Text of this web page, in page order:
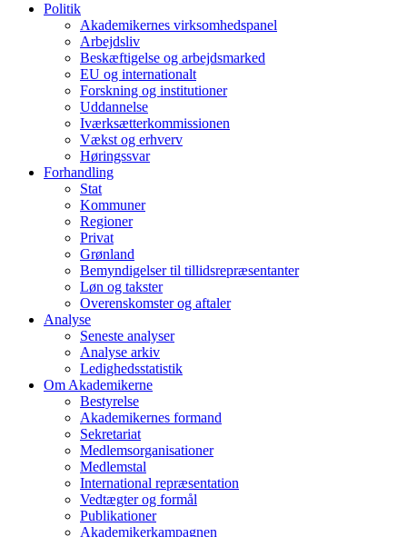
Politik
Akademikernes virksomhedspanel
Arbejdsliv
Beskæftigelse og arbejdsmarked
EU og internationalt
Forskning og institutioner
Uddannelse
Iværksætterkommissionen
Vækst og erhverv
Høringssvar
Forhandling
Stat
Kommuner
Regioner
Privat
Grønland
Bemyndigelser til tillidsrepræsentanter
Løn og takster
Overenskomster og aftaler
Analyse
Seneste analyser
Analyse arkiv
Ledighedsstatistik
Om Akademikerne
Bestyrelse
Akademikernes formand
Sekretariat
Medlemsorganisationer
Medlemstal
International repræsentation
Vedtægter og formål
Publikationer
Akademikerkampagnen